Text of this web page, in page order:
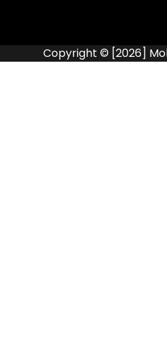
Copyright © [2026]